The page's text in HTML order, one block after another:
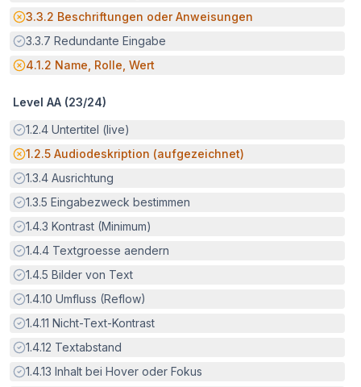
Potenzielle Barriere:
3.3.2 Beschriftungen oder Anweisungen
Erfüllt:
3.3.7 Redundante Eingabe
Potenzielle Barriere:
4.1.2 Name, Rolle, Wert
Level AA (23/24)
Erfüllt:
1.2.4 Untertitel (live)
Potenzielle Barriere:
1.2.5 Audiodeskription (aufgezeichnet)
Erfüllt:
1.3.4 Ausrichtung
Erfüllt:
1.3.5 Eingabezweck bestimmen
Erfüllt:
1.4.3 Kontrast (Minimum)
Erfüllt:
1.4.4 Textgroesse aendern
Erfüllt:
1.4.5 Bilder von Text
Erfüllt:
1.4.10 Umfluss (Reflow)
Erfüllt:
1.4.11 Nicht-Text-Kontrast
Erfüllt:
1.4.12 Textabstand
Erfüllt:
1.4.13 Inhalt bei Hover oder Fokus